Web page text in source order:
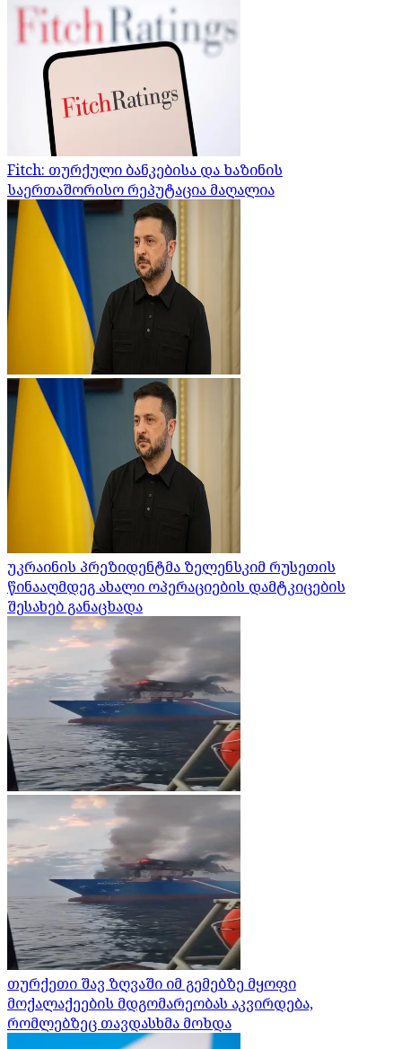
Fitch: თურქული ბანკებისა და ხაზინის
საერთაშორისო რეპუტაცია მაღალია
უკრაინის პრეზიდენტმა ზელენსკიმ რუსეთის
წინააღმდეგ ახალი ოპერაციების დამტკიცების
შესახებ განაცხადა
თურქეთი შავ ზღვაში იმ გემებზე მყოფი
მოქალაქეების მდგომარეობას აკვირდება,
რომლებზეც თავდასხმა მოხდა